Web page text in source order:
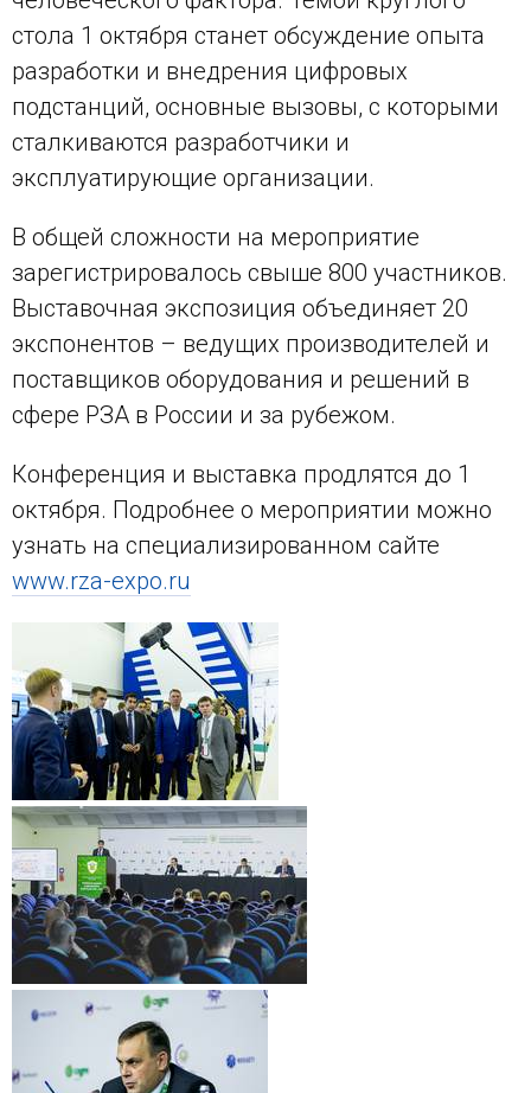
стола 1 октября станет обсуждение опыта
разработки и внедрения цифровых
подстанций, основные вызовы, с которыми
сталкиваются разработчики и
эксплуатирующие организации.
В общей сложности на мероприятие
зарегистрировалось свыше 800 участников.
Выставочная экспозиция объединяет 20
экспонентов – ведущих производителей и
поставщиков оборудования и решений в
сфере РЗА в России и за рубежом.
Конференция и выставка продлятся до 1
октября. Подробнее о мероприятии можно
узнать на специализированном сайте
www.rza-expo.ru